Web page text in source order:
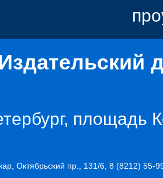
площадь
Октябрьский пр., 131/6, 8 (8212) 55-